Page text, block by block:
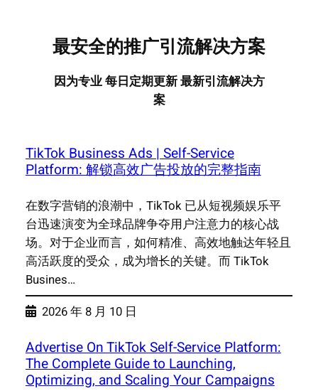
最安全的推广引流解决方案
因为专业 每日定期更新 最新引流解决方
案
TikTok Business Ads | Self-Service
Platform: 解锁高效广告投放的完整指南
在数字营销的浪潮中，TikTok 已从短视频娱乐平
台迅速演变为全球品牌争夺用户注意力的核心战
场。对于企业而言，如何精准、高效地触达年轻且
高活跃度的受众，成为增长的关键。而 TikTok
Busines…
2026 年 8 月 10 日
Advertise On TikTok Self-Service Platform:
The Complete Guide to Launching,
Optimizing, and Scaling Your Campaigns